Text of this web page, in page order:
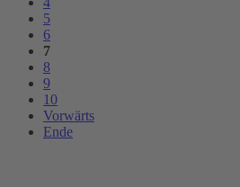
5
6
7
8
9
10
Vorwärts
Ende